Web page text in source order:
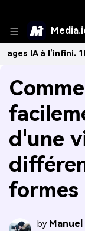
l’infini. 100 %
d'une
formes
by Manuel